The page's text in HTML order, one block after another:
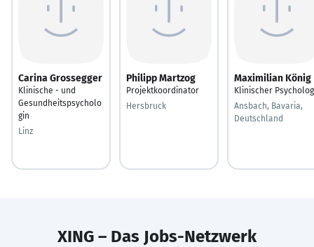
Carina Grossegger
Klinische - und
Gesundheitspsycholo
gin
Linz
Philipp Martzog
Projektkoordinator
Hersbruck
Maximilian König
Klinischer
Ansbach, Bavaria,
Deutschland
XING – Das Jobs-Netzwerk